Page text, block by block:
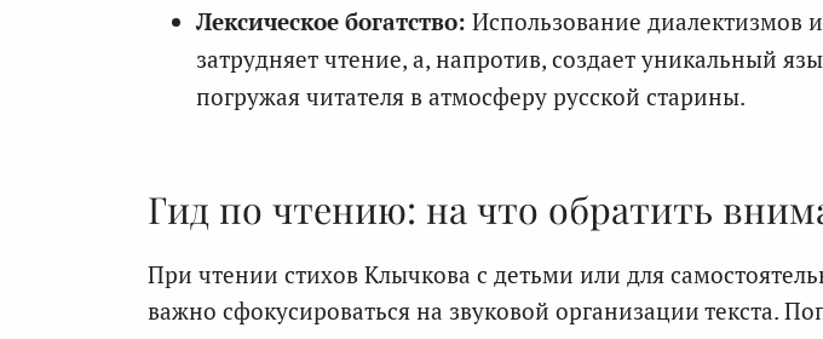
Лексическое богатство: Использование диалектизмов
затрудняет чтение, а, напротив, создает уникальный
погружая читателя в атмосферу русской старины.
Гид по чтению: на что обратить
При чтении стихов Клычкова с детьми или для
важно сфокусироваться на звуковой организации текста.